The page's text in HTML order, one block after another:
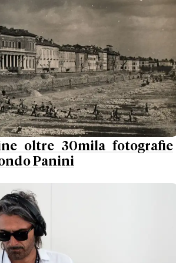
oltre 30mila fotografie
Panini